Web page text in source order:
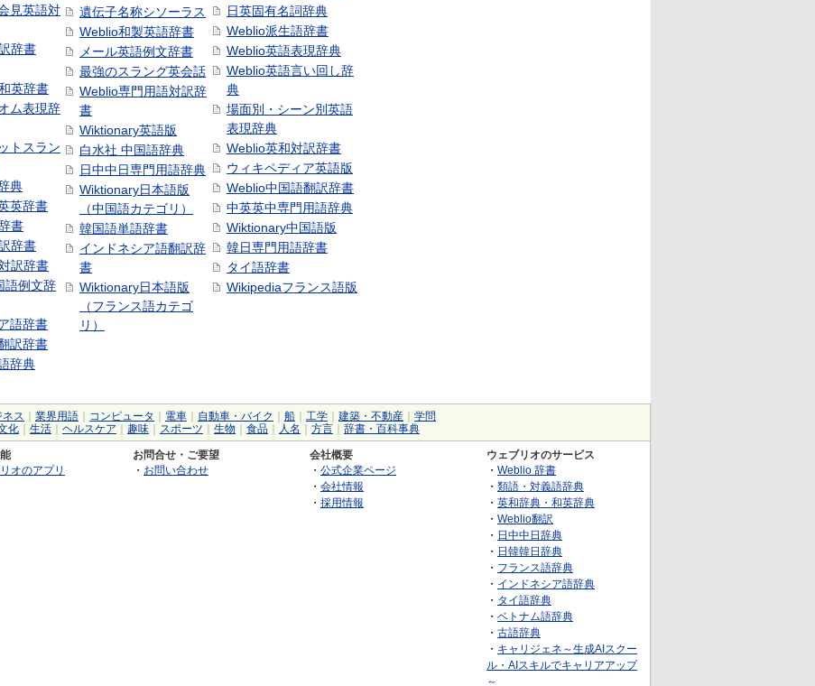
見英語対
辞書
英辞書
ム表現辞
トスラン
典
英辞書
書
辞書
訳辞書
語例文辞
語辞書
訳辞書
辞典
遺伝子名称シソーラス
Weblio和製英語辞書
メール英語例文辞書
最強のスラング英会話
Weblio専門用語対訳辞
書
Wiktionary英語版
白水社 中国語辞典
日中中日専門用語辞典
Wiktionary日本語版
（中国語カテゴリ）
韓国語単語辞書
インドネシア語翻訳辞
書
Wiktionary日本語版
（フランス語カテゴ
リ）
日英固有名詞辞典
Weblio派生語辞書
Weblio英語表現辞典
Weblio英語言い回し辞
典
場面別・シーン別英語
表現辞典
Weblio英和対訳辞書
ウィキペディア英語版
Weblio中国語翻訳辞書
中英英中専門用語辞典
Wiktionary中国語版
韓日専門用語辞書
タイ語辞書
Wikipediaフランス語版
ネス 業界用語 コンピュータ 電車 自動車・バイク 船 工学 建築・不動産
学問
化
生活 ヘルスケア 趣味 スポーツ 生物 食品 人名 方言 辞書・百科事典
オのアプリ
お問合せ・ご要望
・ お問い合わせ
会社概要
・ 公式企業ページ
・ 会社情報
・ 採用情報
ウェブリオのサービス
・ Weblio 辞書
・ 類語・対義語辞典
・ 英和辞典・和英辞典
・ Weblio翻訳
・ 日中中日辞典
・ 日韓韓日辞典
・ フランス語辞典
・ インドネシア語辞典
・ タイ語辞典
・ ベトナム語辞典
・ 古語辞典
・ キャリジェネ～生成AIスクー
ル・AIスキルでキャリアアップ
～